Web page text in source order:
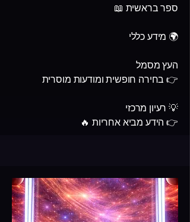
ספר בראשית 📖
🌍 מידע כללי
העץ מסמל
👉 בחירה חופשית ומודעות מוסרית
💡 רעיון מרכזי
👉 הידע מביא אחריות 🔥